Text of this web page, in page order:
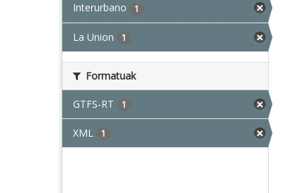
Interurbano 1
La Union 1
Formatuak
GTFS-RT 1
XML 1